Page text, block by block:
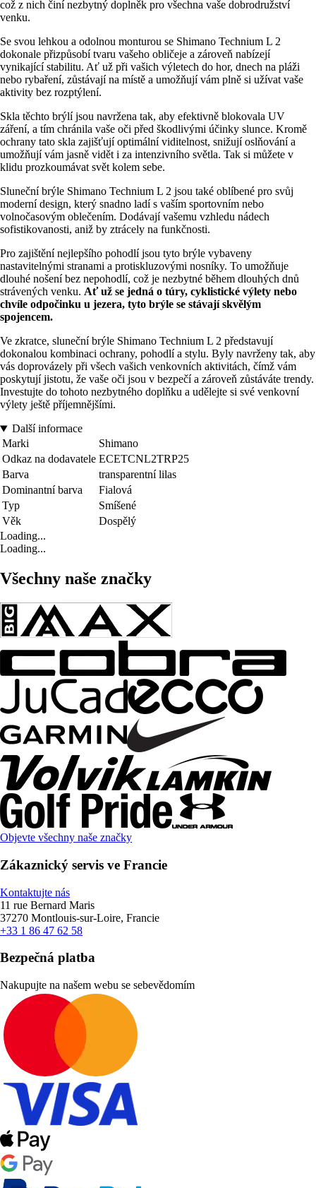
což z nich činí nezbytný doplněk pro všechna vaše dobrodružství
venku.
Se svou lehkou a odolnou monturou se Shimano Technium L 2
dokonale přizpůsobí tvaru vašeho obličeje a zároveň nabízejí
vynikající stabilitu. Ať už při vašich výletech do hor, dnech na pláži
nebo rybaření, zůstávají na místě a umožňují vám plně si užívat vaše
aktivity bez rozptýlení.
Skla těchto brýlí jsou navržena tak, aby efektivně blokovala UV
záření, a tím chránila vaše oči před škodlivými účinky slunce. Kromě
ochrany tato skla zajišťují optimální viditelnost, snižují oslňování a
umožňují vám jasně vidět i za intenzivního světla. Tak si můžete v
klidu prozkoumávat svět kolem sebe.
Sluneční brýle Shimano Technium L 2 jsou také oblíbené pro svůj
moderní design, který snadno ladí s vaším sportovním nebo
volnočasovým oblečením. Dodávají vašemu vzhledu nádech
sofistikovanosti, aniž by ztrácely na funkčnosti.
Pro zajištění nejlepšího pohodlí jsou tyto brýle vybaveny
nastavitelnými stranami a protiskluzovými nosníky. To umožňuje
dlouhé nošení bez nepohodlí, což je nezbytné během dlouhých dnů
strávených venku. Ať už se jedná o túry, cyklistické výlety nebo
chvíle odpočinku u jezera, tyto brýle se stávají skvělým
spojencem.
Ve zkratce, sluneční brýle Shimano Technium L 2 představují
dokonalou kombinaci ochrany, pohodlí a stylu. Byly navrženy tak, aby
vás doprovázely při všech vašich venkovních aktivitách, čímž vám
poskytují jistotu, že vaše oči jsou v bezpečí a zároveň zůstáváte trendy.
Investujte do tohoto nezbytného doplňku a udělejte si své venkovní
výlety ještě příjemnějšími.
Další informace
Marki
Shimano
Odkaz na dodavatele ECETCNL2TRP25
Barva
transparentní lilas
Dominantní barva
Fialová
Typ
Smíšené
Věk
Dospělý
Loading...
Loading...
Všechny naše značky
Objevte všechny naše značky
Zákaznický servis ve Francie
Kontaktujte nás
11 rue Bernard Maris
37270 Montlouis-sur-Loire, Francie
+33 1 86 47 62 58
Bezpečná platba
Nakupujte na našem webu se sebevědomím